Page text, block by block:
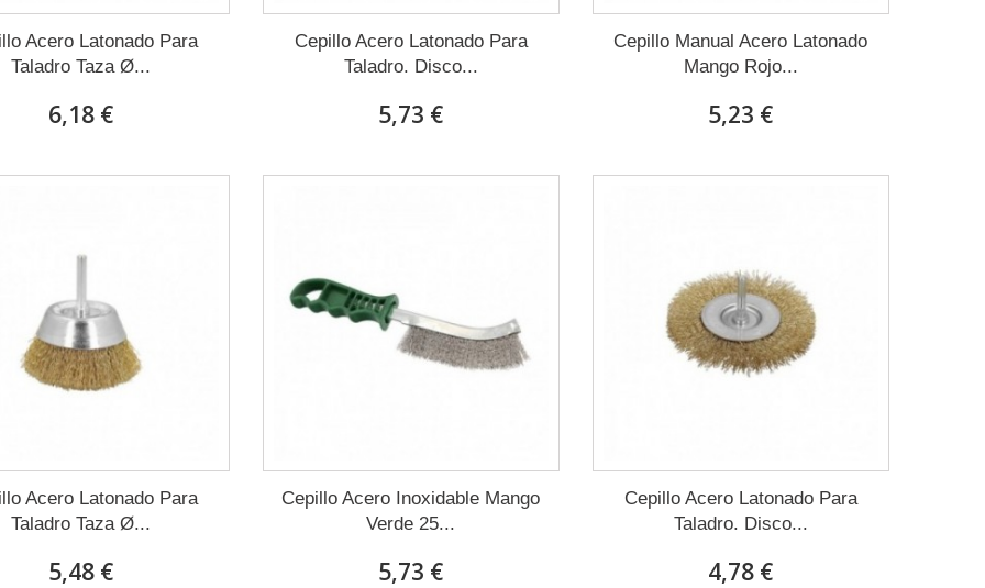
Acero Latonado Para
Taladro Taza Ø...
6,18 €
Cepillo Acero Latonado Para
Taladro. Disco...
5,73 €
Cepillo Manual Acero Latonado
Mango Rojo...
5,23 €
Acero Latonado Para
Taladro Taza Ø...
5,48 €
Cepillo Acero Inoxidable Mango
Verde 25...
5,73 €
Cepillo Acero Latonado Para
Taladro. Disco...
4,78 €